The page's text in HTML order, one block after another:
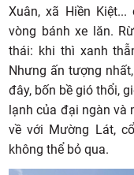
Xuân, xã Hiền
vòng bánh xe lăn.
thái: khi thì xanh
Nhưng ấn tượng
đây, bốn bề gió thổi,
lạnh của đại ngàn và
về với Mường Lát,
không thể bỏ qua.